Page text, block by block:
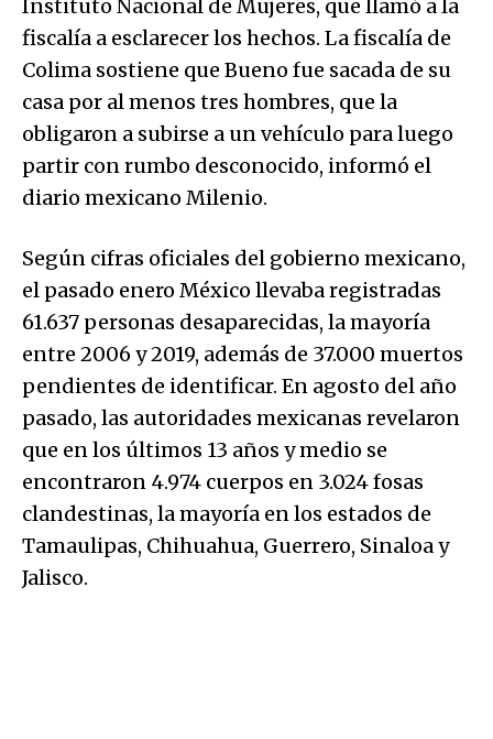
Instituto Nacional de Mujeres, que llamó a la
fiscalía a esclarecer los hechos. La fiscalía de
Colima sostiene que Bueno fue sacada de su
casa por al menos tres hombres, que la
obligaron a subirse a un vehículo para luego
partir con rumbo desconocido, informó el
diario mexicano Milenio.
Según cifras oficiales del gobierno mexicano,
el pasado enero México llevaba registradas
61.637 personas desaparecidas, la mayoría
entre 2006 y 2019, además de 37.000 muertos
pendientes de identificar. En agosto del año
pasado, las autoridades mexicanas revelaron
que en los últimos 13 años y medio se
encontraron 4.974 cuerpos en 3.024 fosas
clandestinas, la mayoría en los estados de
Tamaulipas, Chihuahua, Guerrero, Sinaloa y
Jalisco.